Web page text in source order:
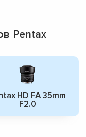
Pentax
HD FA 35mm
F2.0